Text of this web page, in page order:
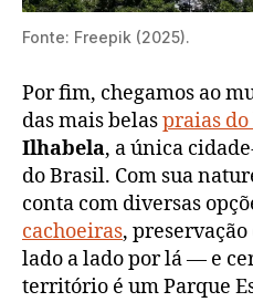
Fonte: Freepik (2025).
Por fim, chegamos ao
das mais belaspraias
Ilhabela, a única
do Brasil. Com sua
conta com diversas
cachoeiras,
lado a lado por lá — e
território é um Parque